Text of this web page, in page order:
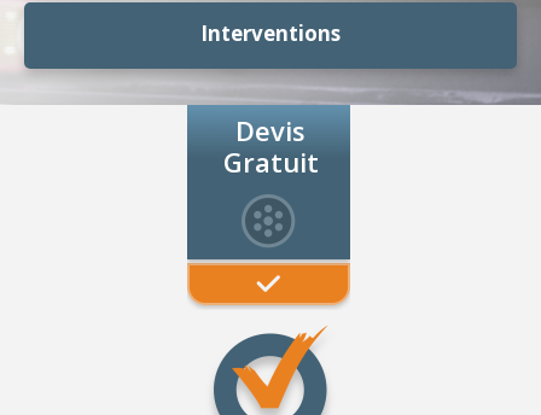
Interventions
Devis
Gratuit